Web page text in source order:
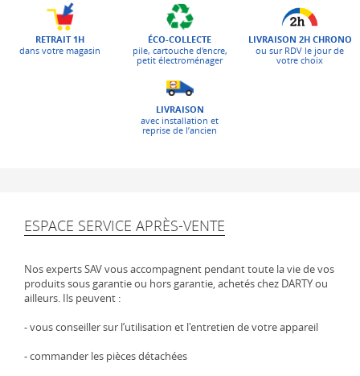
RETRAIT 1H
dans votre magasin
ÉCO-COLLECTE
pile, cartouche d'encre,
petit électroménager
LIVRAISON 2H CHRONO
ou sur RDV le jour de
votre choix
LIVRAISON
avec installation et
reprise de l’ancien
ESPACE SERVICE APRÈS-VENTE
Nos experts SAV vous accompagnent pendant toute la vie de vos
produits sous garantie ou hors garantie, achetés chez DARTY ou
ailleurs. Ils peuvent :
- vous conseiller sur l’utilisation et l'entretien de votre appareil
- commander les pièces détachées